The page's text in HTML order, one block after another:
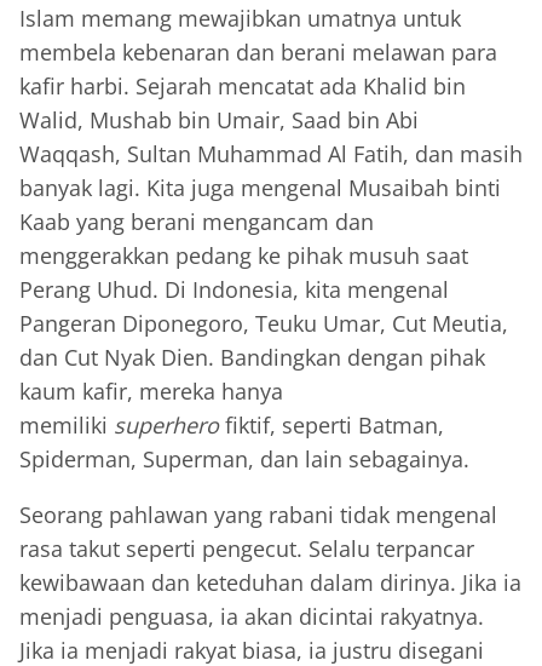
Islam memang mewajibkan umatnya untuk
membela kebenaran dan berani melawan para
kafir harbi. Sejarah mencatat ada Khalid bin
Walid, Mushab bin Umair, Saad bin Abi
Waqqash, Sultan Muhammad Al Fatih, dan masih
banyak lagi. Kita juga mengenal Musaibah binti
Kaab yang berani mengancam dan
menggerakkan pedang ke pihak musuh saat
Perang Uhud. Di Indonesia, kita mengenal
Pangeran Diponegoro, Teuku Umar, Cut Meutia,
dan Cut Nyak Dien. Bandingkan dengan pihak
kaum kafir, mereka hanya
memiliki superherofiktif, seperti Batman,
Spiderman, Superman, dan lain sebagainya.
Seorang pahlawan yang rabani tidak mengenal
rasa takut seperti pengecut. Selalu terpancar
kewibawaan dan keteduhan dalam dirinya. Jika ia
menjadi penguasa, ia akan dicintai rakyatnya.
Jika ia menjadi rakyat biasa, ia justru disegani